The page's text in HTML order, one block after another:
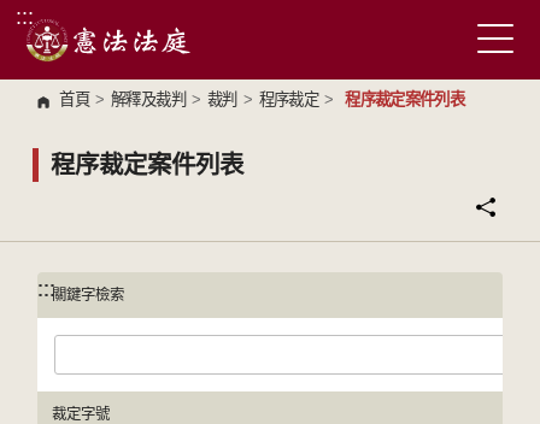
跳到主要內容區塊
:::
首頁 > 解釋及裁判 > 裁判 > 程序裁定 > 程序裁定案件列表
程序裁定案件列表
:::
:::關鍵字檢索
裁定字號